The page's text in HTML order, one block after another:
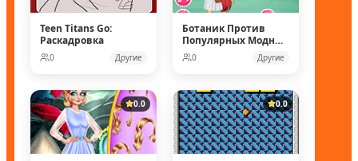
Teen Titans Go:
Раскадровка
0 Другие
Ботаник Против
Популярных Модных
Кукол
0 Другие
0.0 0.0